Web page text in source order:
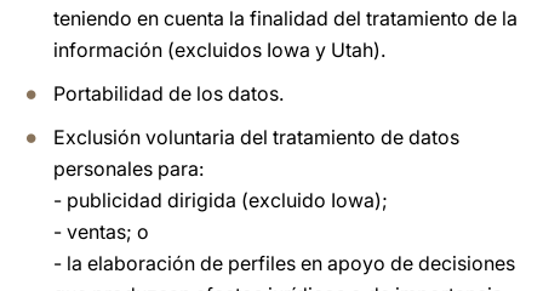
teniendo en cuenta la finalidad del tratamiento de la
información (excluidos Iowa y Utah).
Portabilidad de los datos.
Exclusión voluntaria del tratamiento de datos
personales para:
- publicidad dirigida (excluido Iowa);
- ventas; o
- la elaboración de perfiles en apoyo de decisiones